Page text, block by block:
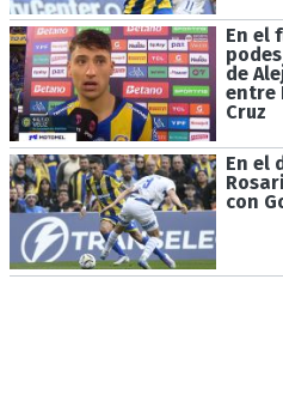
En el
de
entre
Cruz
En el
con